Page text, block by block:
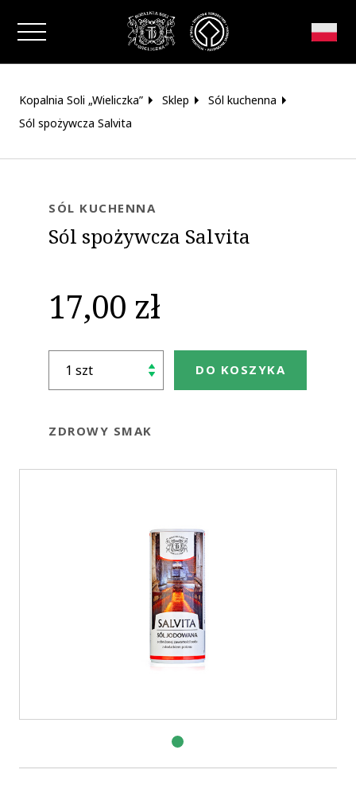
Zamknij okno
Kopalnia Soli „Wieliczka” Sklep
Sól kuchenna
Sól spożywcza Salvita
SÓL KUCHENNA
Sól spożywcza Salvita
17,00 zł
DO KOSZYKA
ZDROWY SMAK